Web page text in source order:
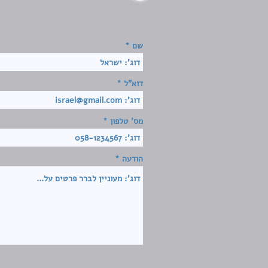
שם
דוא"ל
מס' טלפון
הודעה